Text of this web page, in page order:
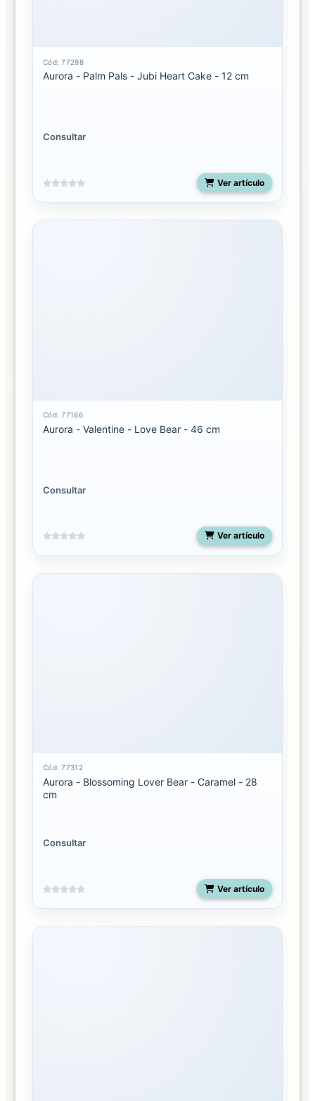
Cód: 77298
Aurora - Palm Pals - Jubi Heart Cake - 12 cm
Consultar
Ver artículo
Cód: 77166
Aurora - Valentine - Love Bear - 46 cm
Consultar
Ver artículo
Cód: 77312
Aurora - Blossoming Lover Bear - Caramel - 28
cm
Consultar
Ver artículo